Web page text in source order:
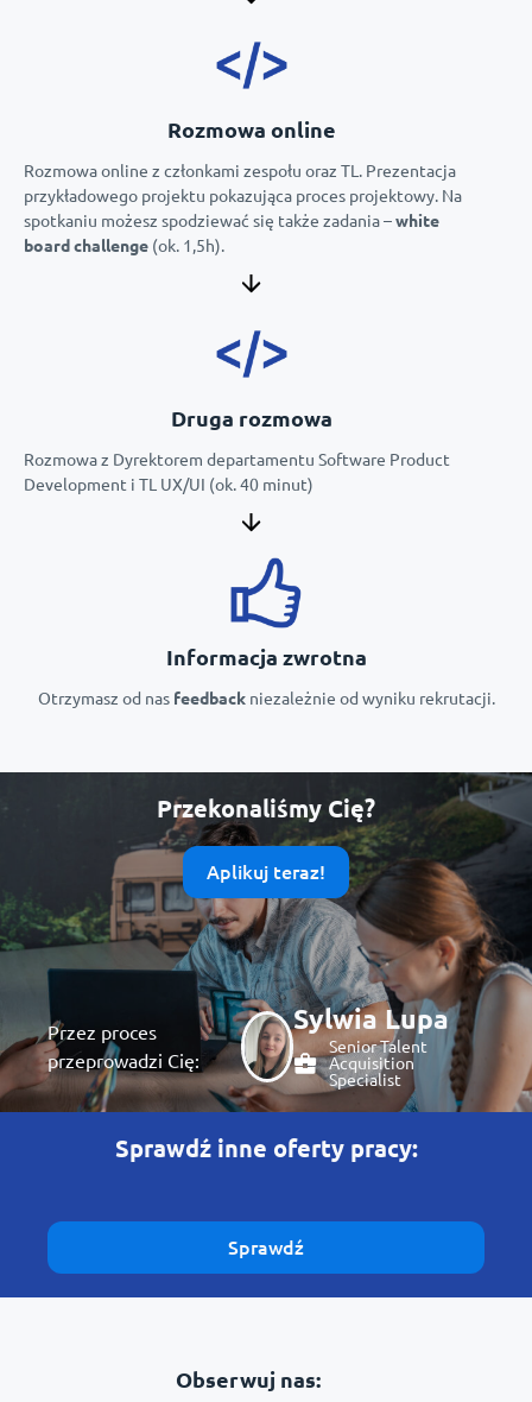
Rozmowa online
Rozmowa online z członkami zespołu oraz TL. Prezentacja
przykładowego projektu pokazująca proces projektowy. Na
spotkaniu możesz spodziewać się także zadania –white
board challenge (ok. 1,5h).
Druga rozmowa
Rozmowa z Dyrektorem departamentu Software Product
Development i TL UX/UI (ok. 40 minut)
Informacja zwrotna
Otrzymasz od nasfeedbackniezależnie od wyniku rekrutacji.
Przekonaliśmy Cię?
Aplikuj teraz!
Przez proces
przeprowadzi Cię:
Sylwia Lupa
Senior Talent
Acquisition
Specialist
Sprawdź inne oferty pracy:
Sprawdź
Obserwuj nas: